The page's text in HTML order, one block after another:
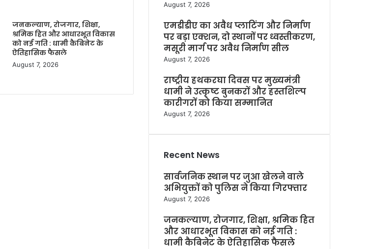
जनकल्याण, रोजगार, शिक्षा,
श्रमिक हित और आधारभूत विकास
को नई गति : धामी कैबिनेट के
ऐतिहासिक फैसले
August 7, 2026
August 7, 2026
एमडीडीए का अवैध प्लाटिंग और निर्माण
पर बड़ा एक्शन, दो स्थानों पर ध्वस्तीकरण,
मसूरी मार्ग पर अवैध निर्माण सील
August 7, 2026
राष्ट्रीय हथकरघा दिवस पर मुख्यमंत्री
धामी ने उत्कृष्ट बुनकरों और हस्तशिल्प
कारीगरों को किया सम्मानित
August 7, 2026
Recent News
सार्वजनिक स्थान पर जुआ खेलने वाले
अभियुक्तों को पुलिस ने किया गिरफ्तार
August 7, 2026
जनकल्याण, रोजगार, शिक्षा, श्रमिक हित
और आधारभूत विकास को नई गति :
धामी कैबिनेट के ऐतिहासिक फैसले